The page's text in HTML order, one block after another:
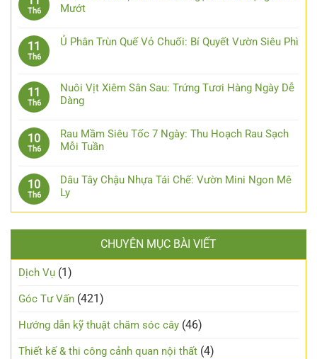
Th6
Mướt
11
Th6
Ủ Phân Trùn Quế Vỏ Chuối: Bí Quyết Vườn Siêu Phì
11
Th6
Nuôi Vịt Xiêm Sân Sau: Trứng Tươi Hàng Ngày Dễ
Dàng
10
Th6
Rau Mầm Siêu Tốc 7 Ngày: Thu Hoạch Rau Sạch
Mỗi Tuần
10
Th6
Dâu Tây Chậu Nhựa Tái Chế: Vườn Mini Ngon Mê
Ly
CHUYÊN MỤC BÀI VIẾT
Dịch Vụ (1)
Góc Tư Vấn (421)
Hướng dẫn kỹ thuật chăm sóc cây (46)
Thiết kế & thi công cảnh quan nội thất (4)